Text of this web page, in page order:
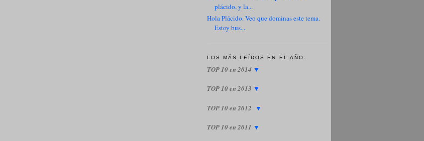
plácido, y la...
Hola Plácido. Veo que dominas este tema.
Estoy bus...
LOS MÁS LEÍDOS EN EL AÑO:
TOP 10 en 2014 ▼
TOP 10 en 2013 ▼
TOP 10 en 2012 ▼
TOP 10 en 2011 ▼